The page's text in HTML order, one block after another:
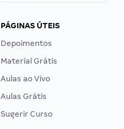
PÁGINAS ÚTEIS
Depoimentos
Material Grátis
Aulas ao Vivo
Aulas Grátis
Sugerir Curso